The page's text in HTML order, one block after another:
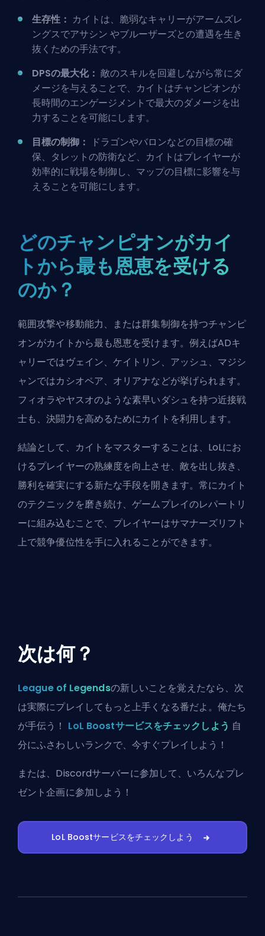
生存性： カイトは、脆弱なキャリーがアームズレ
ングスでアサシン やブルーザーズとの遭遇を生き
抜くための手法です。
DPSの最大化： 敵のスキルを回避しながら常にダ
メージを与えることで、カイトはチャンピオンが
長時間のエンゲージメントで最大のダメージを出
力することを可能にします。
目標の制御：
ドラゴンやバロンなどの目標の確
保、タレットの防衛など、カイトはプレイヤーが
効率的に戦場を制御し、マップの目標に影響を与
えることを可能にします。
どのチャンピオンがカイ
トから最も恩恵を受ける
のか？
範囲攻撃や移動能力、または群集制御を持つチャンピ
オンがカイトから最も恩恵を受けます。例えばADキ
ャリーではヴェイン、ケイトリン、アッシュ、マジシ
ャンではカシオペア、オリアナなどが挙げられます。
フィオラやヤスオのような素早いダシュを持つ近接戦
士も、決闘力を高めるためにカイトを利用します。
結論として、カイトをマスターすることは、LoLにお
けるプレイヤーの熟練度を向上させ、敵を出し抜き、
勝利を確実にする新たな手段を開きます。常にカイト
のテクニックを磨き続け、ゲームプレイのレパートリ
ーに組み込むことで、プレイヤーはサマナーズリフト
上で競争優位性を手に入れることができます。
次は何？
League of Legendsの新しいことを覚えたなら、次
は実際にプレイしてもっと上手くなる番だよ。俺たち
が手伝う！ LoL Boostサービスをチェックしよう 自
分にふさわしいランクで、今すぐプレイしよう！
または、 Discordサーバーに参加して、いろんなプレ
ゼント企画に参加しよう！
LoL Boostサービスをチェックしよう